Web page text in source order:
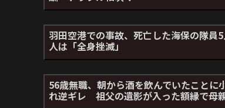
羽田空港での事故、死亡した海保の隊員
人は「全身挫滅」
56歳無職、朝から酒を飲んでいたことに
れ逆ギレ 祖父の遺影が入った額縁で母